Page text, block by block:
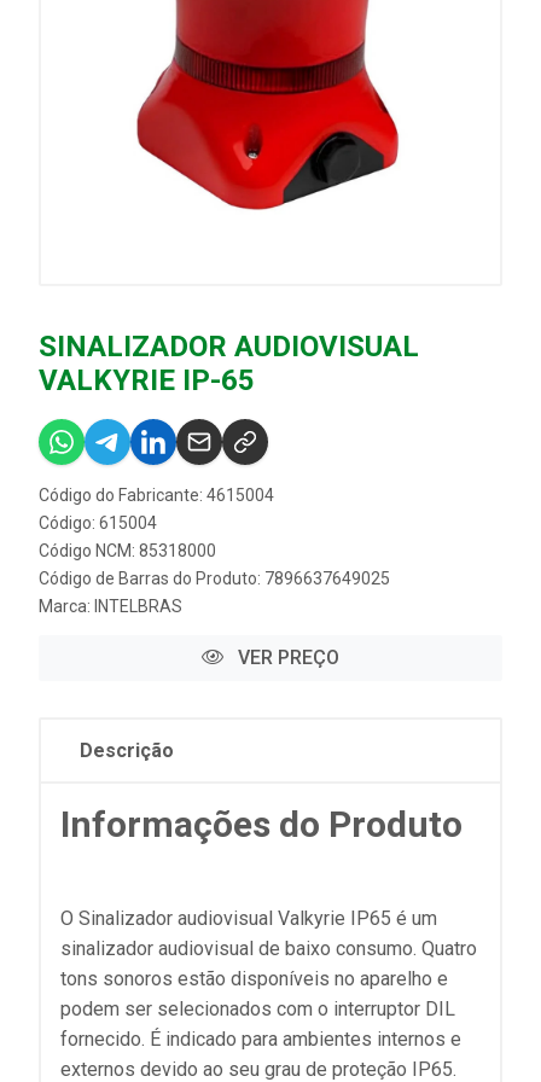
SINALIZADOR AUDIOVISUAL
VALKYRIE IP-65
Código do Fabricante: 4615004
Código: 615004
Código NCM: 85318000
Código de Barras do Produto: 7896637649025
Marca: INTELBRAS
VER PREÇO
Descrição
Informações do Produto
O Sinalizador audiovisual Valkyrie IP65 é um
sinalizador audiovisual de baixo consumo. Quatro
tons sonoros estão disponíveis no aparelho e
podem ser selecionados com o interruptor DIL
fornecido. É indicado para ambientes internos e
externos devido ao seu grau de proteção IP65.